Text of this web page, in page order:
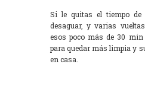
Si le quitas el tiempo de
desaguar, y varias
esos poco más de 30 min
para quedar más limpia y
en casa.